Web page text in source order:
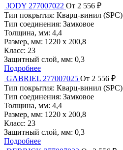
JODY 277007022 От 2 556 ₽
Тип покрытия: Кварц-винил (SPC)
Тип соединения: Замковое
Толщина, мм: 4,4
Размер, мм: 1220 x 200,8
Класс: 23
Защитный слой, мм: 0,3
Подробнее
GABRIEL 277007025 От 2 556 ₽
Тип покрытия: Кварц-винил (SPC)
Тип соединения: Замковое
Толщина, мм: 4,4
Размер, мм: 1220 x 200,8
Класс: 23
Защитный слой, мм: 0,3
Подробнее